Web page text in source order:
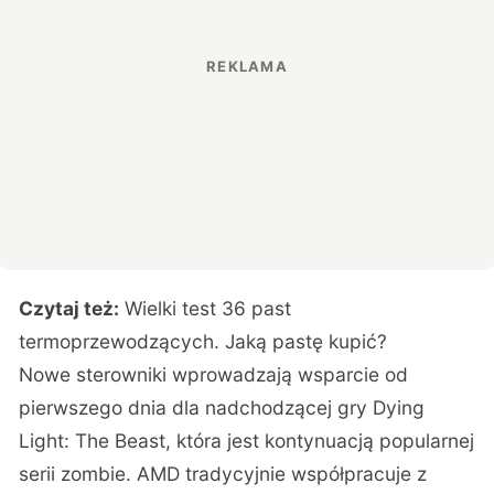
Czytaj też: Wielki test 36 past
termoprzewodzących. Jaką pastę kupić?
Nowe sterowniki wprowadzają wsparcie od
pierwszego dnia dla nadchodzącej gry Dying
Light: The Beast, która jest kontynuacją popularnej
serii zombie. AMD tradycyjnie współpracuje z